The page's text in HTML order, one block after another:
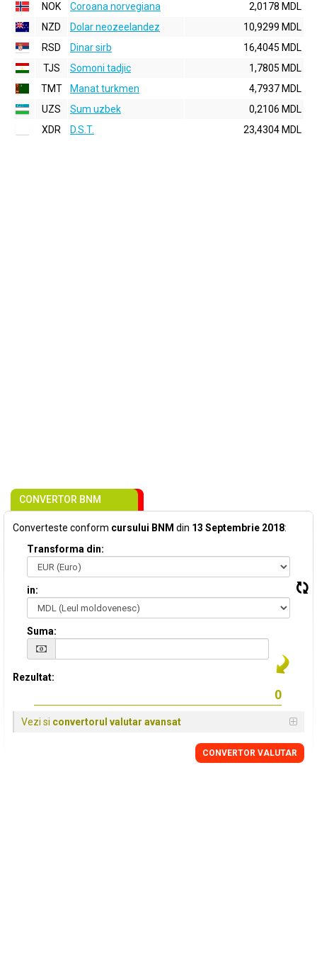
NOK
Coroana norvegiana
2,0178 MDL
NZD
Dolar neozeelandez
10,9299 MDL
RSD
Dinar sirb
16,4045 MDL
TJS
Somoni tadjic
1,7805 MDL
TMT
Manat turkmen
4,7937 MDL
UZS
Sum uzbek
0,2106 MDL
XDR
D.S.T. 23,4304 MDL
CONVERTOR BNM
Converteste conform cursului BNM din 13 Septembrie 2018:
Transforma din:
in:
Suma:
Rezultat:
Vezi si convertorul valutar avansat
CONVERTOR VALUTAR